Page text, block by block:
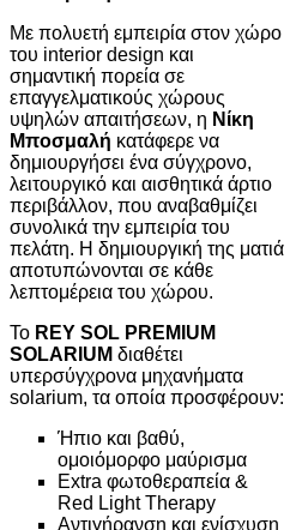
Με πολυετή εμπειρία στον χώρο
του interior design και
σημαντική πορεία σε
επαγγελματικούς χώρους
υψηλών απαιτήσεων, η Νίκη
Μποσμαλή κατάφερε να
δημιουργήσει ένα σύγχρονο,
λειτουργικό και αισθητικά άρτιο
περιβάλλον, που αναβαθμίζει
συνολικά την εμπειρία του
πελάτη. Η δημιουργική της ματιά
αποτυπώνονται σε κάθε
λεπτομέρεια του χώρου.
Το REY SOL PREMIUM
SOLARIUM διαθέτει
υπερσύγχρονα μηχανήματα
solarium, τα οποία προσφέρουν:
Ήπιο και βαθύ,
ομοιόμορφο μαύρισμα
Extra φωτοθεραπεία &
Red Light Therapy
Αντιγήρανση και ενίσχυση